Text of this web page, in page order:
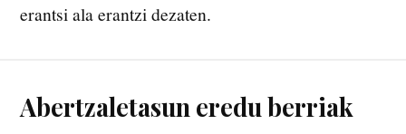
erantsi ala erantzi dezaten.
Abertzaletasun eredu berriak